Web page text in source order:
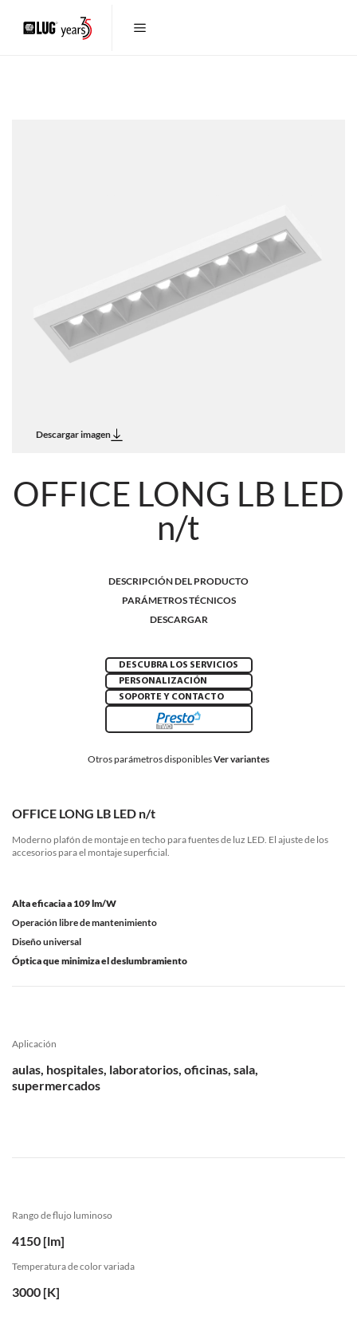
Descargar imagen
OFFICE LONG LB LED
n/t
DESCRIPCIÓN DEL PRODUCTO
PARÁMETROS TÉCNICOS
DESCARGAR
DESCUBRA LOS SERVICIOS
PERSONALIZACIÓN
SOPORTE Y CONTACTO
Otros parámetros disponiblesVer variantes
OFFICE LONG LB LED n/t
Moderno plafón de montaje en techo para fuentes de luz LED. El ajuste de los
accesorios para el montaje superficial.
Alta eficacia a 109 lm/W
Operación libre de mantenimiento
Diseño universal
Óptica que minimiza el deslumbramiento
Aplicación
aulas, hospitales, laboratorios, oficinas, sala,
supermercados
Rango de flujo luminoso
4150 [lm]
Temperatura de color variada
3000 [K]